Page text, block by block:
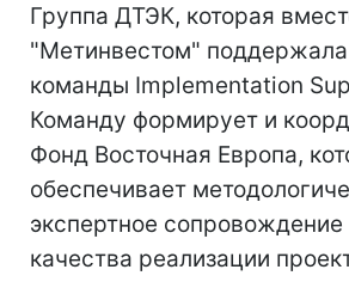
Группа ДТЭК, которая
"Метинвестом" поддержала
команды Implementation
Команду формирует и
Фонд Восточная Европа,
обеспечивает
экспертное сопровождение
качества реализации